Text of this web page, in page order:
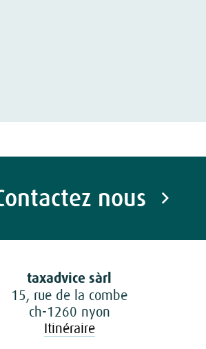
nous
taxadvice sàrl
15, rue de la combe
ch-1260 nyon
Itinéraire